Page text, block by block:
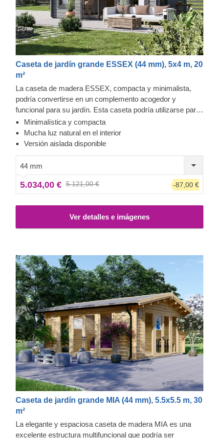
Caseta de jardín grande ESSEX (44 mm), 5x4 m, 20
m²
La caseta de madera ESSEX, compacta y minimalista,
podría convertirse en un complemento acogedor y
funcional para su jardín. Esta caseta podría utilizarse para
varios fines: como una cómoda sala de descanso en el
jardín, una sala de trabajo a distancia, un espacio de
almacenamiento o un estudio para sus hobbies. Si lo
madera, que le proporcionaría una funcionalidad y confort
adicionales. Para su mayor comodidad, también se
encuentra disponible una versión aislada de este modelo.
Minimalística y compacta
Mucha luz natural en el interior
Versión aislada disponible
44 mm
5.034,00 € 5.121,00 € -87,00 €
Ver detalles e imágenes
Caseta de jardín grande MIA (44 mm), 5.5x5.5 m, 30
m²
La elegante y espaciosa caseta de madera MIA es una
excelente estructura multifuncional que podría ser